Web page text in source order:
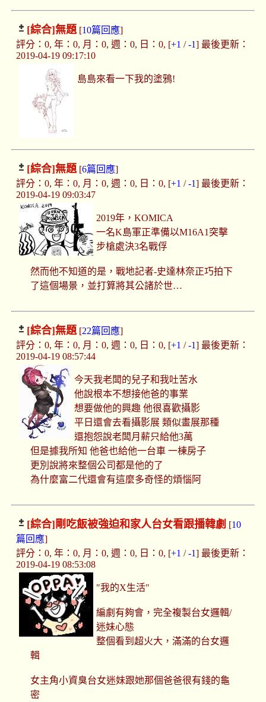
[綜合]無題[10篇回應]
評分：0, 年：0, 月：0, 週：0, 日：0, [+1 /-1] 最後更新：
2019-04-19 09:17:10
島島來看一下我的塗鴉!
[綜合]無題[6篇回應]
評分：0, 年：0, 月：0, 週：0, 日：0, [+1 /-1] 最後更新：
2019-04-19 09:03:47
2019年，KOMICA
一名K島軍正準備以M16A1突擊
步槍處決3名戰俘
然而他不知道的是，戰地記者-史達林奈正巧拍下
了這個場景，並打算將其公諸於世…
[綜合]無題[22篇回應]
評分：0, 年：0, 月：0, 週：0, 日：0, [+1 /-1] 最後更新：
2019-04-19 08:57:44
今天我老闆的兒子和我吐苦水
他說根本不想接他爸的事業
想要做他的興趣 他很喜歡攝影
平日還會去看攝影展 類似畫展那種
還抱怨說老闆月薪只給他3萬
但是據我所知 他爸也給他一台車 一棟房子
更別說將來整個公司都是他的了
為什麼富二代還會有這麼多奇怪的煩惱阿
[綜合] 剛吃飯被強迫和家人台女看跟播韓劇 [10
篇回應]
評分：0, 年：0, 月：0, 週：0, 日：0, [+1 /-1] 最後更新：
2019-04-19 08:53:08
"我的X生活"
編劇有夠會，完全複製台女邏輯/
迷妹心態
整個看到超火大，滿滿的台女邏
輯
女主角小資臭台女迷妹跟她那個爸爸很有錢的龜
密